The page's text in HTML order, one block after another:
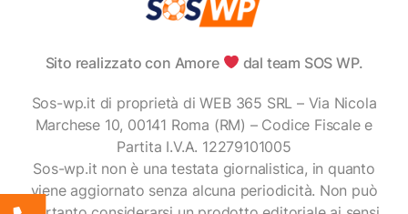
Sito realizzato con Amore dal team SOS WP.
Sos-wp.it di proprietà di WEB 365 SRL – Via Nicola
Marchese 10, 00141 Roma (RM) – Codice Fiscale e
Partita I.V.A. 12279101005
Sos-wp.it non è una testata giornalistica, in quanto
viene aggiornato senza alcuna periodicità. Non può